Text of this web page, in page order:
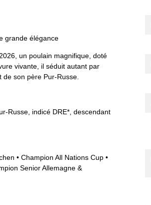
grande élégance
un poulain magnifique, doté
vivante, il séduit autant par
son père Pur‑Russe.
indicé DRE*, descendant
• Champion All Nations Cup •
Senior Allemagne &